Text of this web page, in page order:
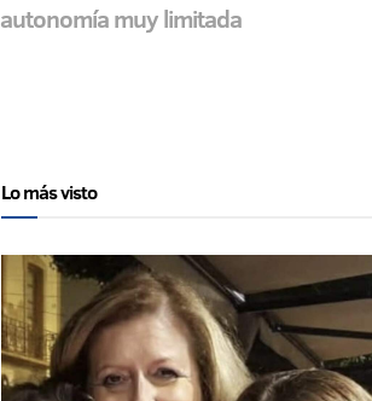
muy limitada
Lo más visto